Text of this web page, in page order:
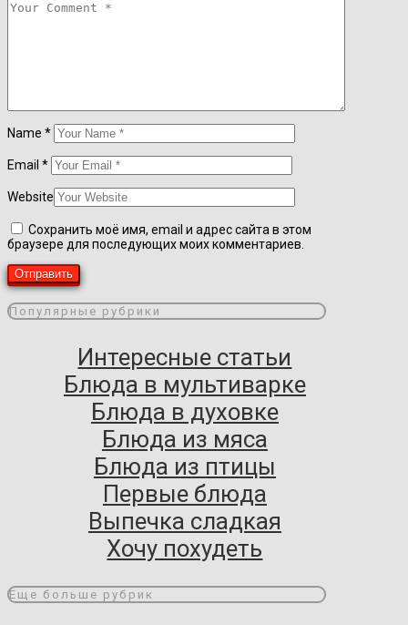
Name *
Email *
Website
Сохранить моё имя, email и адрес сайта в этом
браузере для последующих моих комментариев.
Популярные рубрики
Интересные статьи
Блюда в мультиварке
Блюда в духовке
Блюда из мяса
Блюда из птицы
Первые блюда
Выпечка сладкая
Хочу похудеть
Еще больше рубрик